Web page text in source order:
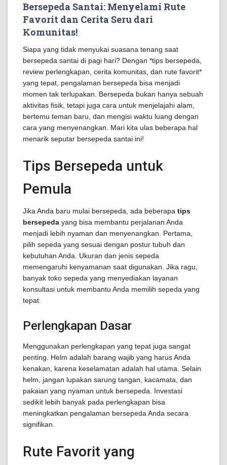
Bersepeda Santai: Menyelami Rute
Favorit dan Cerita Seru dari
Komunitas!
Siapa yang tidak menyukai suasana tenang saat
bersepeda santai di pagi hari? Dengan *tips bersepeda,
review perlengkapan, cerita komunitas, dan rute favorit*
yang tepat, pengalaman bersepeda bisa menjadi
momen tak terlupakan. Bersepeda bukan hanya sebuah
aktivitas fisik, tetapi juga cara untuk menjelajahi alam,
bertemu teman baru, dan mengisi waktu luang dengan
cara yang menyenangkan. Mari kita ulas beberapa hal
menarik seputar bersepeda santai ini!
Tips Bersepeda untuk
Pemula
Jika Anda baru mulai bersepeda, ada beberapa tips
bersepeda yang bisa membantu perjalanan Anda
menjadi lebih nyaman dan menyenangkan. Pertama,
pilih sepeda yang sesuai dengan postur tubuh dan
kebutuhan Anda. Ukuran dan jenis sepeda
memengaruhi kenyamanan saat digunakan. Jika ragu,
banyak toko sepeda yang menyediakan layanan
konsultasi untuk membantu Anda memilih sepeda yang
tepat.
Perlengkapan Dasar
Menggunakan perlengkapan yang tepat juga sangat
penting. Helm adalah barang wajib yang harus Anda
kenakan, karena keselamatan adalah hal utama. Selain
helm, jangan lupakan sarung tangan, kacamata, dan
pakaian yang nyaman untuk bersepeda. Investasi
sedikit lebih banyak pada perlengkapan bisa
meningkatkan pengalaman bersepeda Anda secara
signifikan.
Rute Favorit yang